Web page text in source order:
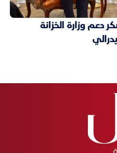
دعم وزارة الخزانة